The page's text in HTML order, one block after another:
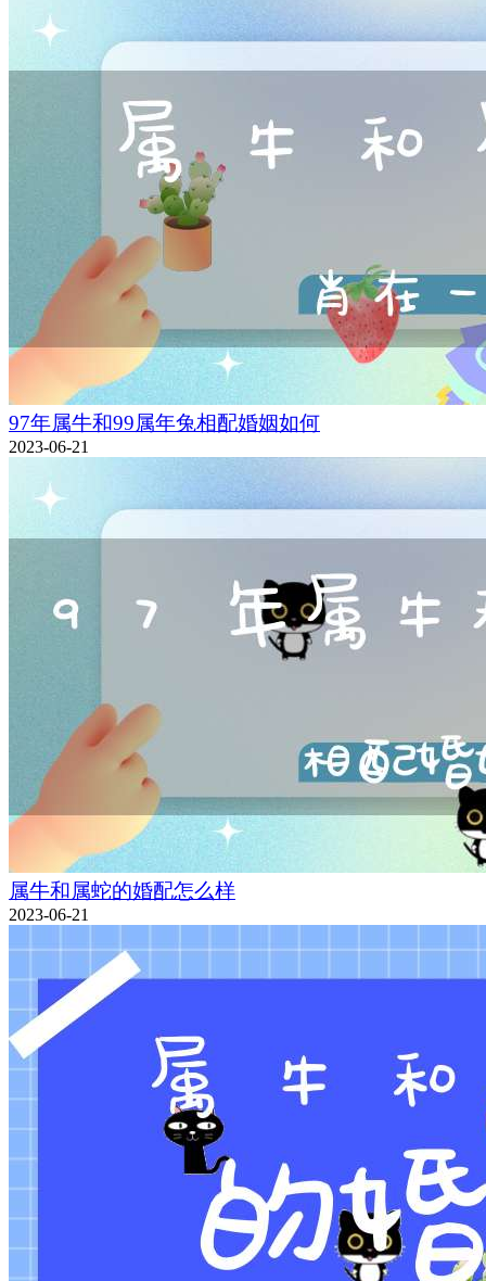
97年属牛和99属年兔相配婚姻如何
2023-06-21
属牛和属蛇的婚配怎么样
2023-06-21